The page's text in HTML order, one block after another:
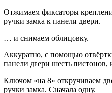
Отжимаем фиксаторы
ручки замка к панели двери.
… и снимаем облицовку.
Аккуратно, с помощью
панели двери шесть пистонов,
Ключом «на 8» откручиваем
ручки замка. Сначала одну.